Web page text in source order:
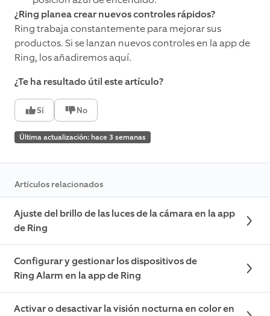
¿Ring planea crear nuevos controles rápidos?
Ring trabaja constantemente para mejorar sus
productos. Si se lanzan nuevos controles en la app de
Ring, los añadiremos aquí.
¿Te ha resultado útil este artículo?
Sí No
Última actualización: hace 3 semanas
Artículos relacionados
Ajuste del brillo de las luces de la cámara en la app
de Ring
Configurar y gestionar los dispositivos de
Ring Alarm en la app de Ring
Activar o desactivar la visión nocturna en color en